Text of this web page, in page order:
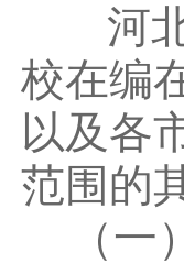
河北
校在编
以及各
范围的
（一